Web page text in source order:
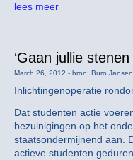
lees meer
‘Gaan jullie stenen
March 26, 2012 - bron: Buro
Inlichtingenoperatie
Dat studenten actie
bezuinigingen op het
staatsondermijnend aan.
actieve studenten